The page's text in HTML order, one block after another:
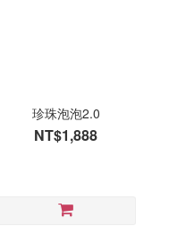
珍珠泡泡2.0
NT$1,888